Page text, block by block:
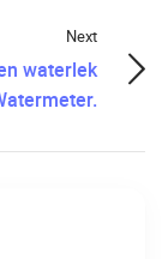
Next
waterlek